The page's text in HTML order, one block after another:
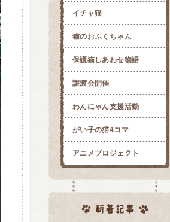
イチャ猫
猫のおふくちゃん
保護猫しあわせ物語
譲渡会開催
わんにゃん支援活動
がい子の猫4コマ
アニメプロジェクト